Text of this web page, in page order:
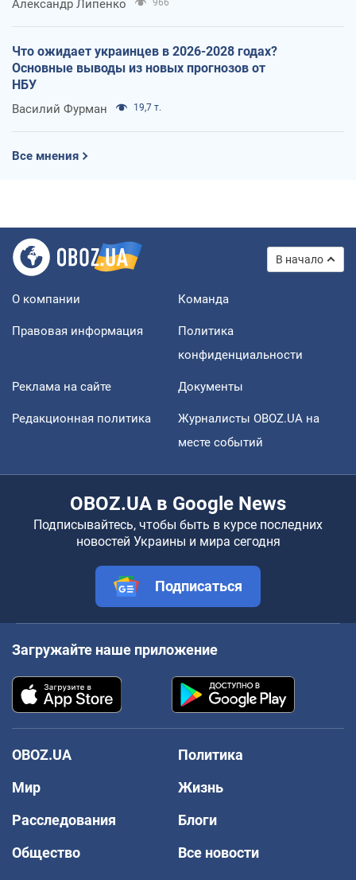
Александр Липенко
Что ожидает украинцев в 2026-2028 годах?
Основные выводы из новых прогнозов от
НБУ
Василий Фурман 19,7 т.
Все мнения
В начало
О компании Команда
Правовая информация
Политика
конфиденциальности
Реклама на сайте Документы
Редакционная политика
Журналисты OBOZ.UA на
месте событий
OBOZ.UA в Google News
Подписывайтесь, чтобы быть в курсе последних
новостей Украины и мира сегодня
Подписаться
Загружайте наше приложение
OBOZ.UA
Политика
Мир
Жизнь
Расследования
Блоги
Общество
Все новости